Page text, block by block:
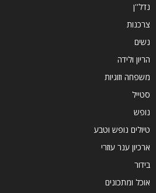
נדל''ן
צרכנות
נשים
הריון ולידה
משפחה וזוגיות
סטייל
נופש
טיולים נופש וטבע
ארכיון ענר עוזרי
בידור
אוכל ומתכונים